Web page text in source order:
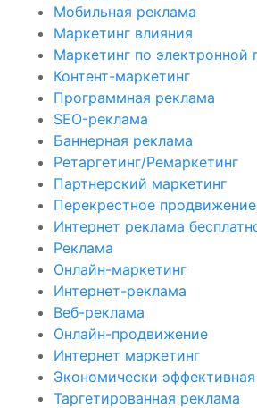
Мобильная реклама
Маркетинг влияния
Маркетинг по электронной
Контент-маркетинг
Программная реклама
SEO-реклама
Баннерная реклама
Ретаргетинг/Ремаркетинг
Партнерский маркетинг
Перекрестное продвижение
Интернет реклама
Реклама
Онлайн-маркетинг
Интернет-реклама
Веб-реклама
Онлайн-продвижение
Интернет маркетинг
Экономически
Таргетированная реклама